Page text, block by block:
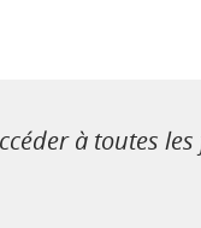
à toutes